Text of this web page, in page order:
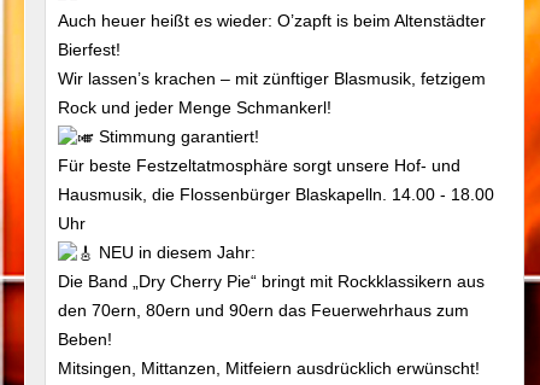
Auch heuer heißt es wieder: O’zapft is beim Altenstädter
Bierfest!
Wir lassen’s krachen – mit zünftiger Blasmusik, fetzigem
Rock und jeder Menge Schmankerl!
Stimmung garantiert!
Für beste Festzeltatmosphäre sorgt unsere Hof- und
Hausmusik, die Flossenbürger Blaskapelln. 14.00 - 18.00
Uhr
NEU in diesem Jahr:
Die Band „Dry Cherry Pie“ bringt mit Rockklassikern aus
den 70ern, 80ern und 90ern das Feuerwehrhaus zum
Beben!
Mitsingen, Mittanzen, Mitfeiern ausdrücklich erwünscht!